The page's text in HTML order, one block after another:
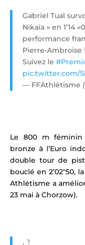
Gabriel Tual
Nikaïa » en 1’14
performance
Pierre-Ambroise
Suivez le
pic.twitter.com/
— FFAthlétisme
Le 800 m
bronze à l’Euro
double tour de
bouclé en 2’02″50,
Athlétisme a
23 mai à Chorzow).
, ̀ !